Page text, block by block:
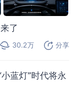
了
30.2万 分享
蓝灯”时代将永